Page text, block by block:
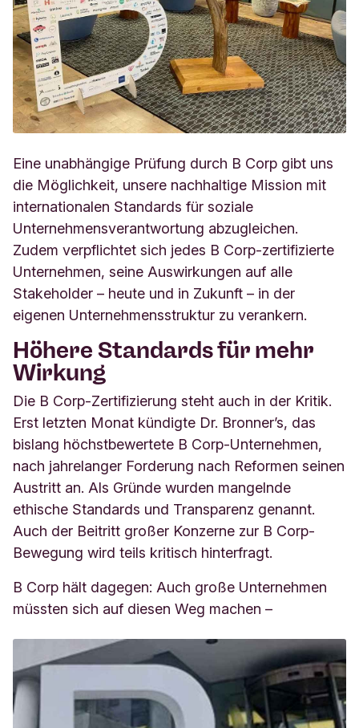
Eine unabhängige Prüfung durch B Corp gibt uns
die Möglichkeit, unsere nachhaltige Mission mit
internationalen Standards für soziale
Unternehmensverantwortung abzugleichen.
Zudem verpflichtet sich jedes B Corp-zertifizierte
Unternehmen, seine Auswirkungen auf alle
Stakeholder – heute und in Zukunft – in der
eigenen Unternehmensstruktur zu verankern.
Höhere Standards für mehr
Wirkung
Die B Corp-Zertifizierung steht auch in der Kritik.
Erst letzten Monat kündigte Dr. Bronner’s, das
bislang höchstbewertete B Corp-Unternehmen,
nach jahrelanger Forderung nach Reformen seinen
Austritt an. Als Gründe wurden mangelnde
ethische Standards und Transparenz genannt.
Auch der Beitritt großer Konzerne zur B Corp-
Bewegung wird teils kritisch hinterfragt.
B Corp hält dagegen: Auch große Unternehmen
müssten sich auf diesen Weg machen –